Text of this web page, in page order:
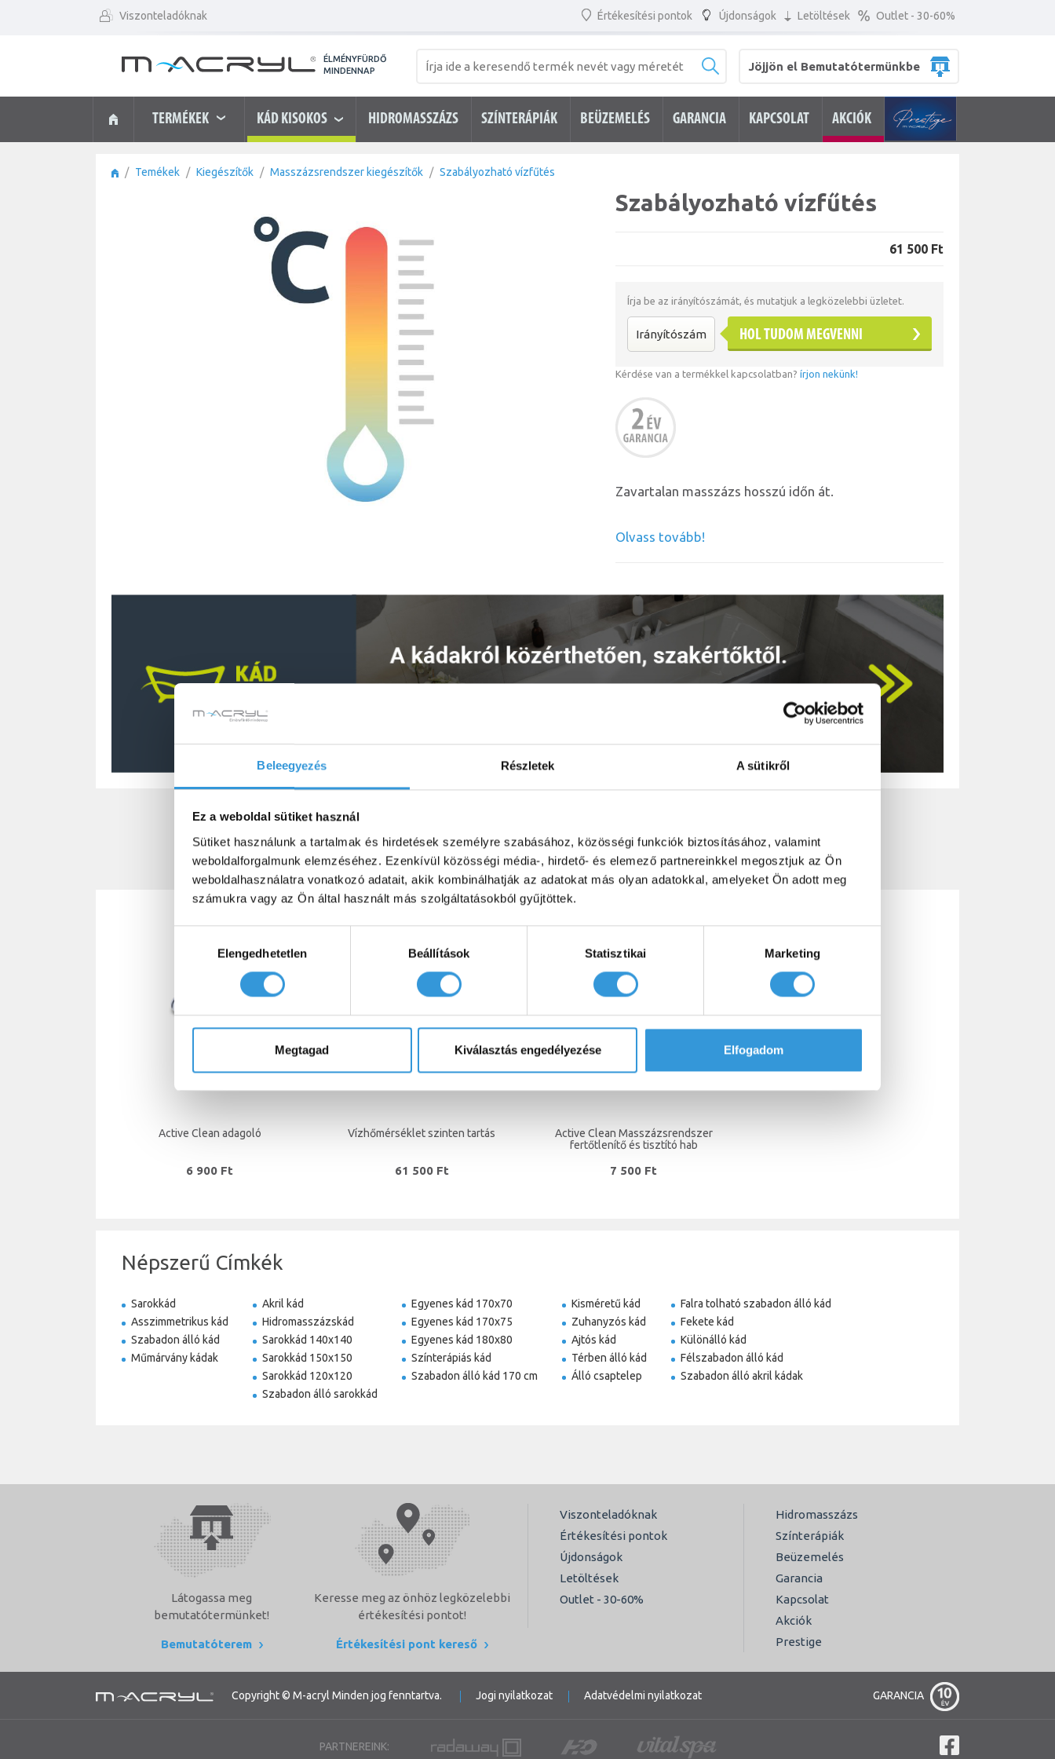
Beleegyezés Részletek A sütikről
Ez a weboldal sütiket használ
Sütiket használunk a tartalmak és hirdetések személyre szabásához, közösségi funkciók biztosításához, valamint
weboldalforgalmunk elemzéséhez. Ezenkívül közösségi média-, hirdető- és elemező partnereinkkel megosztjuk az Ön
weboldalhasználatra vonatkozó adatait, akik kombinálhatják az adatokat más olyan adatokkal, amelyeket Ön adott meg
számukra vagy az Ön által használt más szolgáltatásokból gyűjtöttek.
kiválasztásaElengedhetetlen Beállítások Statisztikai Marketing
Megtagad Kiválasztás engedélyezése Elfogadom
Viszonteladóknak Értékesítési pontok Újdonságok Letöltések Outlet - 30-60%
ÉLMÉNYFÜRDŐ
MINDENNAP
Jöjjön el Bemutatótermünkbe
TERMÉKEK KÁD KISOKOS HIDROMASSZÁZS SZÍNTERÁPIÁK BEÜZEMELÉS GARANCIA KAPCSOLAT AKCIÓK
Temékek Kiegészítők Masszázsrendszer kiegészítők Szabályozható vízfűtés
Szabályozható vízfűtés
61 500 Ft
Írja be az irányítószámát, és mutatjuk a legközelebbi üzletet.
HOL TUDOM MEGVENNI
Kérdése van a termékkel kapcsolatban? írjon nekünk!
Zavartalan masszázs hosszú időn át.
Olvass tovább!
Hasonló termékek
Active Clean adagoló
6 900 Ft
Vízhőmérséklet szinten tartás
61 500 Ft
Active Clean Masszázsrendszer
fertőtlenítő és tisztító hab
7 500 Ft
Népszerű Címkék
Sarokkád
Asszimmetrikus kád
Szabadon álló kád
Műmárvány kádak
Akril kád
Hidromasszázskád
Sarokkád 140x140
Sarokkád 150x150
Sarokkád 120x120
Szabadon álló sarokkád
Egyenes kád 170x70
Egyenes kád 170x75
Egyenes kád 180x80
Színterápiás kád
Szabadon álló kád 170 cm
Kisméretű kád
Zuhanyzós kád
Ajtós kád
Térben álló kád
Álló csaptelep
Falra tolható szabadon álló kád
Fekete kád
Különálló kád
Félszabadon álló kád
Szabadon álló akril kádak
Látogassa meg
bemutatótermünket!
Bemutatóterem
Keresse meg az önhöz legközelebbi
értékesítési pontot!
Értékesítési pont kereső
Viszonteladóknak
Értékesítési pontok
Újdonságok
Letöltések
Outlet - 30-60%
Hidromasszázs
Színterápiák
Beüzemelés
Garancia
Kapcsolat
Akciók
Prestige
Copyright © M-acryl Minden jog fenntartva. Jogi nyilatkozat Adatvédelmi nyilatkozat GARANCIA
PARTNEREINK: